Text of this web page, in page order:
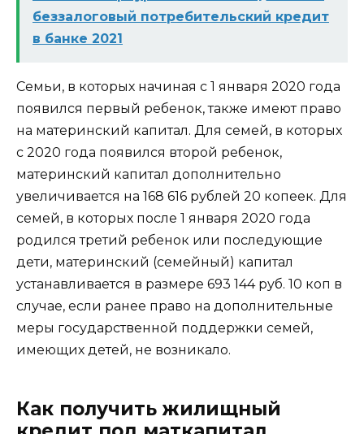
беззалоговый потребительский кредит
в банке 2021
Семьи, в которых начиная с 1 января 2020 года
появился первый ребенок, также имеют право
на материнский капитал. Для семей, в которых
с 2020 года появился второй ребенок,
материнский капитал дополнительно
увеличивается на 168 616 рублей 20 копеек. Для
семей, в которых после 1 января 2020 года
родился третий ребенок или последующие
дети, материнский (семейный) капитал
устанавливается в размере 693 144 руб. 10 коп в
случае, если ранее право на дополнительные
меры государственной поддержки семей,
имеющих детей, не возникало.
Как получить жилищный